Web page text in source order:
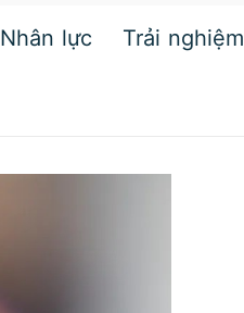
Nhân lực Trải nghiệm